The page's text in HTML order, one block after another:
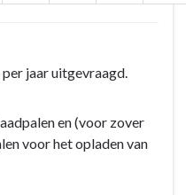
jaar uitgevraagd.
en (voor zover
voor het opladen van